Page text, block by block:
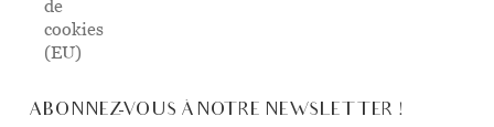
de
cookies
(EU)
ABONNEZ-VOUS À NOTRE NEWSLETTER !